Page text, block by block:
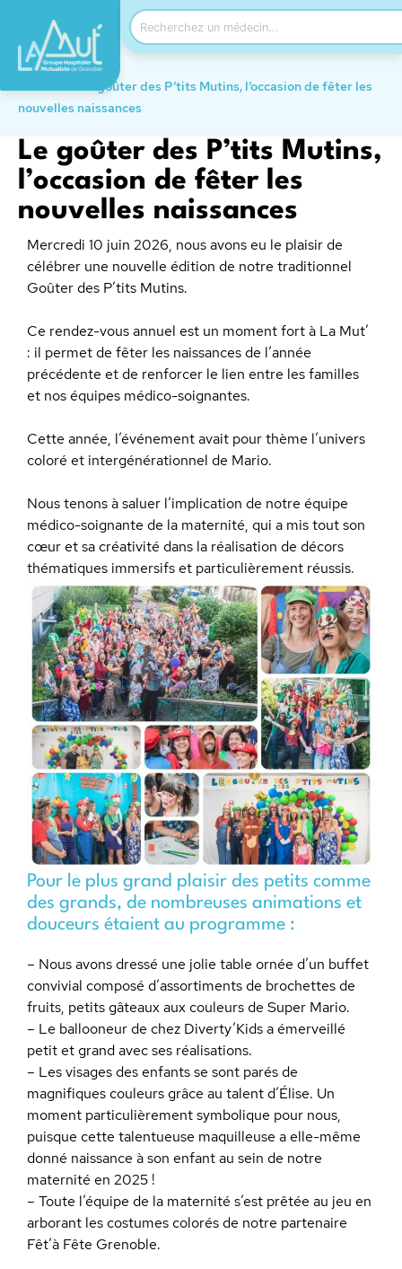
Le goûter des P’tits Mutins, l’occasion de fêter les
nouvelles naissances
Le goûter des P’tits Mutins,
l’occasion de fêter les
nouvelles naissances
Mercredi 10 juin 2026, nous avons eu le plaisir de
célébrer une nouvelle édition de notre traditionnel
Goûter des P’tits Mutins.
Ce rendez-vous annuel est un moment fort à La Mut’
: il permet de fêter les naissances de l’année
précédente et de renforcer le lien entre les familles
et nos équipes médico-soignantes.
Cette année, l’événement avait pour thème l’univers
coloré et intergénérationnel de Mario.
Nous tenons à saluer l’implication de notre équipe
médico-soignante de la maternité, qui a mis tout son
cœur et sa créativité dans la réalisation de décors
thématiques immersifs et particulièrement réussis.
Pour le plus grand plaisir des petits comme
des grands, de nombreuses animations et
douceurs étaient au programme :
– Nous avons dressé une jolie table ornée d’un buffet
convivial composé d’assortiments de brochettes de
fruits, petits gâteaux aux couleurs de Super Mario.
– Le ballooneur de chez Diverty’Kids a émerveillé
petit et grand avec ses réalisations.
– Les visages des enfants se sont parés de
magnifiques couleurs grâce au talent d’Élise. Un
moment particulièrement symbolique pour nous,
puisque cette talentueuse maquilleuse a elle-même
donné naissance à son enfant au sein de notre
maternité en 2025 !
– Toute l’équipe de la maternité s’est prêtée au jeu en
arborant les costumes colorés de notre partenaire
Fêt’à Fête Grenoble.